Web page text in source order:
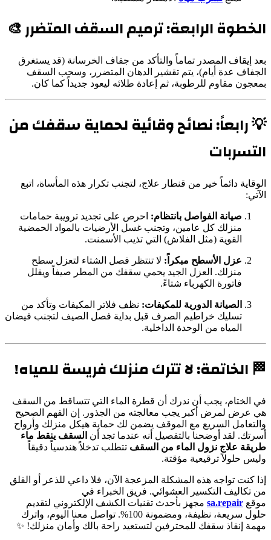
الخطوة الرابعة: ترميم السقف المتضرر 🎨
بعد إيقاف المصدر تماماً والتأكد من جفاف الخرسانة (قد يستغرق
الجفاف عدة أيام)، يتم تقشير الدهان المتضرر، وسحب السقف
بمعجون مقاوم للرطوبة، ثم إعادة طلائه ليعود جديداً كما كان.
💡 رابعاً: نصائح وقائية لحماية سقفك من
التسربات
الوقاية دائماً خير من قنطار علاج، لتجنب تكرار هذه المأساة، اتبع
الآتي:
صيانة الفواصل بانتظام: احرص على تجديد ترويبة حمامات
منزلك كل عامين، وتجنب غسل الأرضيات بالمواد الحمضية
القوية (مثل الفلاش) التي تذيب الأسمنت.
عزل الأسطح مبكراً: لا تنتظر فصل الشتاء لتعزل سطح
منزلك. العزل الجيد يحمي سقفك من المطر صيفاً ويقلل
فاتورة الكهرباء شتاءً.
الصيانة الدورية للمكيفات: نظف فلاتر المكيفات وتأكد من
تسليك خراطيم الصرف قبل بداية فصل الصيف لتجنب فيضان
المياه من الوحدة الداخلية.
🏁 الخاتمة: لا تترك منزلك فريسة للمياه!
في الختام، يجب أن ندرك أن قطرة الماء التي تتساقط من السقف
هي عرض لمرض أكبر يجب معالجته من الجذور. إن الفهم الصحيح
والتعامل السريع مع الموقف يضمن لك حماية هيكل منزلك وأرواح
أسرتك. لقد أوضحنا بالتفصيل أنه عندما تجد أن السقف ينقط ماء
طريقة علاج نزول الماء من السقف تتطلب تدخلاً هندسياً دقيقاً
وليس حلولاً ترقيعية مؤقتة.
إذا كنت تواجه هذه المشكلة المزعجة الآن، فلا داعي للذعر أو القلق
من تكاليف التكسير العشوائي. فريق الخبراء في
موقع sa.repair مجهز بأحدث تقنيات الكشف الإلكتروني لتقديم
حلول سريعة، نظيفة، ومضمونة 100%. تواصل معنا اليوم، واترك
مهمة إنقاذ سقفك للمحترفين لتستعيد راحة بالك وأمان منزلك! ✨